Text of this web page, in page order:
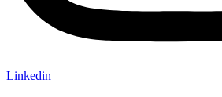
Linkedin